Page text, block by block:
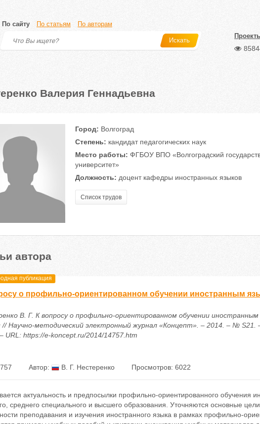
По сайту По статьям По авторам
Искать
Валерия Геннадьевна
Город: Волгоград
Степень: кандидат педагогических наук
Место работы: ФГБОУ ВПО «Волгоградский
университет»
Должность: доцент кафедры иностранных языков
Список трудов
автора
публикация
о профильно-ориентированном обучении иностранным
В. Г. К вопросу о профильно-ориентированном обучении иностранным
// Научно-методический электронный журнал «Концепт». – 2014. – № S21.
URL: https://e-koncept.ru/2014/14757.htm
Автор: В. Г. Нестеренко Просмотров: 6022
актуальность и предпосылки профильно-ориентированного обучения
среднего специального и высшего образования. Уточняются основные
преподавания и изучения иностранного языка в рамках профильно-